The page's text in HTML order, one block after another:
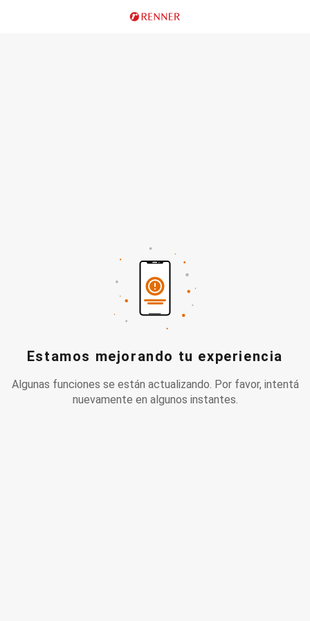
Estamos mejorando tu experiencia
Algunas funciones se están actualizando. Por favor, intentá
nuevamente en algunos instantes.